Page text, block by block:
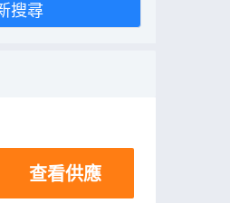
搜尋
查看供應